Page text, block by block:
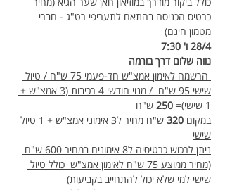
כרטיס הכניסה בהתאם לתעריפי רט"ג - חברי
מטמון חינם)
28/4 ו' 7:30
נווה שלום דרך בורמה
הרשמה לאימון אמצ"ש חד-פעמי 75 ש"ח / טיול
שישי 95 ש"ח  / מנוי חודשי 4 רכיבות (3 אמצ"ש +
1 שישי)=
250 ש"ח
במקום 320
ש"ח מחיר ל3 אימוני אמצ"ש + 1 טיול
שישי
ניתן לרכוש כרטיסיה ל8 אימונים במחיר 600 ש"ח
(מחיר ממוצע 75 ש"ח לאימון אמצ"ש  כולל טיול
שישי למי שלא יכול להתחייב בקביעות)